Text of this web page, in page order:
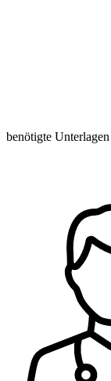
benötigte Unterlagen